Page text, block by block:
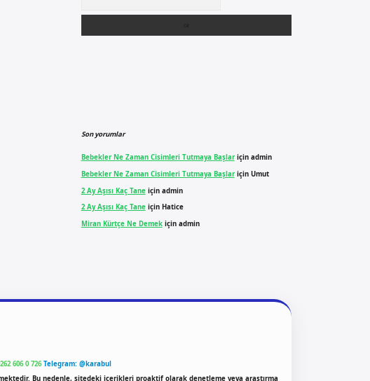
Son yorumlar
Bebekler Ne Zaman Cisimleri Tutmaya Başlariçin admin
Bebekler Ne Zaman Cisimleri Tutmaya Başlariçin Umut
2 Ay Aşısı Kaç Taneiçin admin
2 Ay Aşısı Kaç Taneiçin Hatice
Miran Kürtçe Ne Demekiçin admin
606 0 726 Telegram: @karabul
Bu nedenle, sitedeki içerikleri proaktif olarak denetleme veya araştırma